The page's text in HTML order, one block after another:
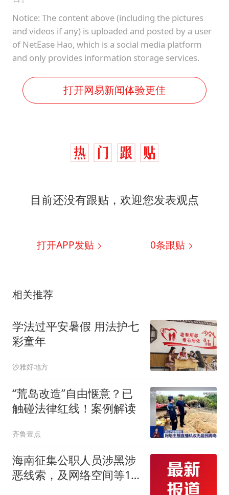
Notice: The content above (including the pictures
and videos if any) is uploaded and posted by a user
of NetEase Hao, which is a social media platform
and only provides information storage services.
打开网易新闻体验更佳
目前还没有跟贴，欢迎您发表观点
打开APP发贴 0条跟贴
相关推荐
学法过平安暑假 用法护七
彩童年
沙雅好地方
“荒岛改造”自由惬意？已
触碰法律红线！案例解读
齐鲁壹点
海南征集公职人员涉黑涉
恶线索，及网络空间等11